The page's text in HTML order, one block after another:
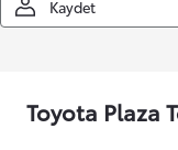
Kaydet
Toyota Plaza